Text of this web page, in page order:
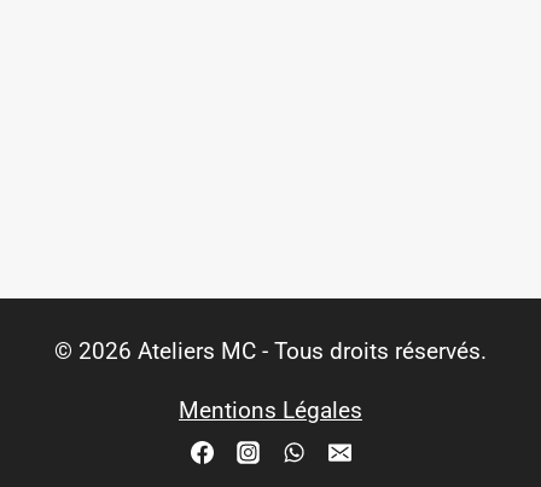
© 2026 Ateliers MC - Tous droits réservés.
Mentions Légales